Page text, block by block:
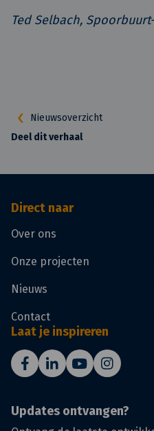
Ted Selbach,
Nieuwsoverzicht
Deel dit verhaal
Direct naar
Over ons
Onze projecten
Nieuws
Contact
Laat je inspireren
Updates ontvangen?